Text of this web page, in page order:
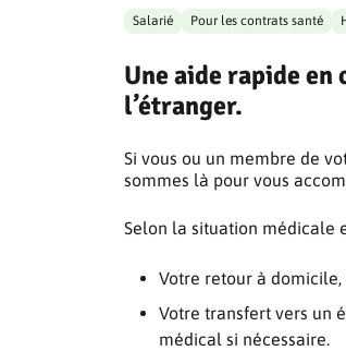
Salarié Pour les contrats santé
Une aide rapide en
l’étranger.
Si vous ou un membre de
sommes là pour vous
Selon la situation médicale
Votre retour à domicile,
Votre transfert vers un
médical si nécessaire.